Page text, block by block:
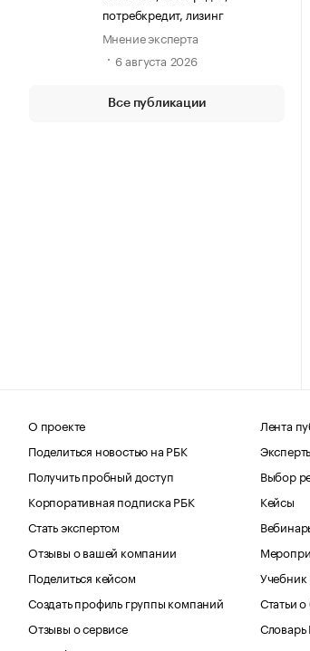
потребкредит, лизинг
Мнение эксперта
6 августа 2026
Все публикации
О проекте
Поделиться новостью на РБК
Получить пробный доступ
Корпоративная подписка РБК
Стать экспертом
Отзывы о вашей компании
Поделиться кейсом
Создать профиль группы компаний
Отзывы о сервисе
Лента
Выбор
Кейсы
Статьи
Словарь